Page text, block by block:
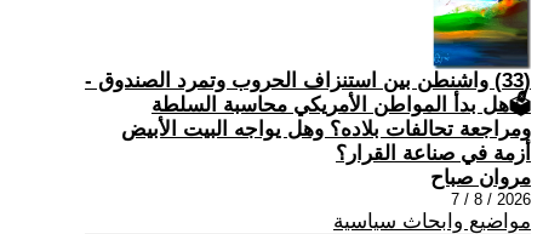
(33) واشنطن بين استنزاف الحروب وتمرد الصندوق -
🗳هل بدأ المواطن الأمريكي محاسبة السلطة
ومراجعة تحالفات بلاده؟ وهل يواجه البيت الأبيض
أزمة في صناعة القرار؟
مروان صباح
2026 / 8 / 7
مواضيع وابحاث سياسية